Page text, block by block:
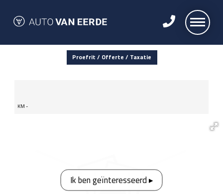
Proefrit / Offerte / Taxatie
KM -
Ik ben geïnteresseerd